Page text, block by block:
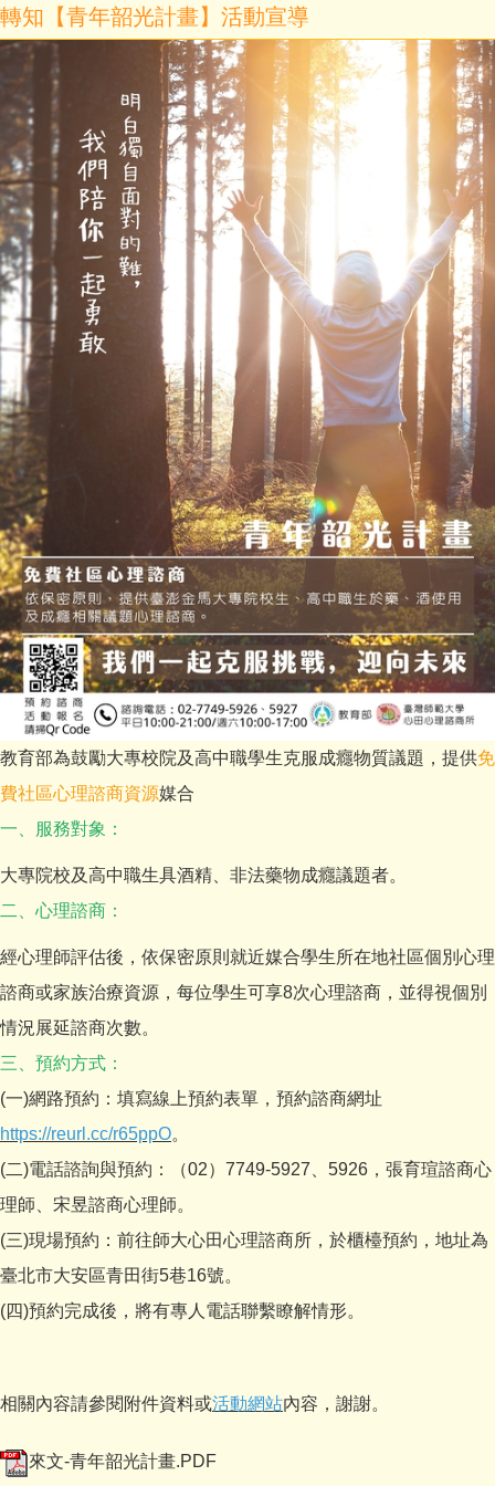
轉知【青年韶光計畫】活動宣導
教育部為鼓勵大專校院及高中職學生克服成癮物質議題，提供免
費社區心理諮商資源媒合
一、服務對象：
大專院校及高中職生具酒精、非法藥物成癮議題者。
二、心理諮商：
經心理師評估後，依保密原則就近媒合學生所在地社區個別心理
諮商或家族治療資源，每位學生可享8次心理諮商，並得視個別
情況展延諮商次數。
三、預約方式：
(一)網路預約：填寫線上預約表單，預約諮商網址
https://reurl.cc/r65ppO。
(二)電話諮詢與預約：（02）7749-5927、5926，張育瑄諮商心
理師、宋昱諮商心理師。
(三)現場預約：前往師大心田心理諮商所，於櫃檯預約，地址為
臺北市大安區青田街5巷16號。
(四)預約完成後，將有專人電話聯繫瞭解情形。
相關內容請參閱附件資料或活動網站內容，謝謝。
來文-青年韶光計畫.PDF